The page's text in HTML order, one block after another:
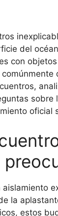
del
con
oficial
la
estos